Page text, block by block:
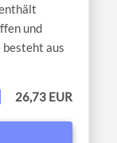
und
besteht aus
26,73 EUR